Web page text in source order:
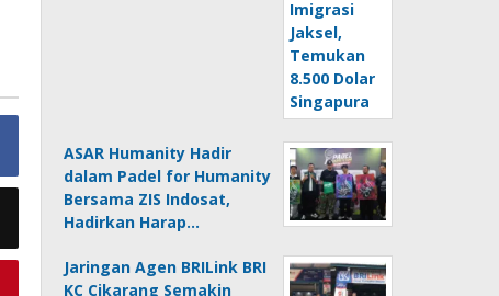
ASAR Humanity Hadir
dalam Padel for Humanity
Bersama ZIS Indosat,
Hadirkan Harap…
Jaringan Agen BRILink BRI
KC Cikarang Semakin